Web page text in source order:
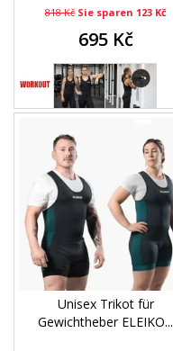
818 Kč Sie sparen 123 Kč
695 Kč
Unisex Trikot für
Gewichtheber ELEIKO...